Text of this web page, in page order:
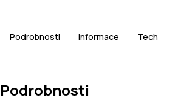
Podrobnosti Informace Tech
Podrobnosti